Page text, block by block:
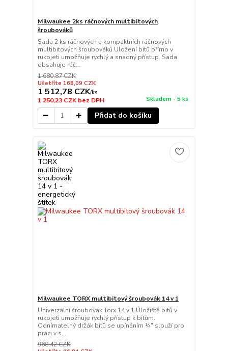
Milwaukee 2ks ráčnových multibitových
šroubováků
Sada 2 ks ráčnových a kompaktních ráčnových
multibitových šroubováků Uložení bitů přímo v
rukojeti umožňuje rychlý a snadný přístup. Sada
obsahuje ráč...
1 680,87 CZK
Ušetříte 168,09 CZK
1 512,78 CZK/ks
1 250,23 CZKbez DPH Skladem - 5 ks
Přidat do košíku
Milwaukee TORX multibitový šroubovák 14 v 1
Univerzální šroubovák Torx 14 v 1 Úložiště bitů v
rukojeti umožňuje rychlý přístup k bitům.
Odnímatelný držák bitů se upínáním ¼″ slouží pro
práci v s...
968,42 CZK